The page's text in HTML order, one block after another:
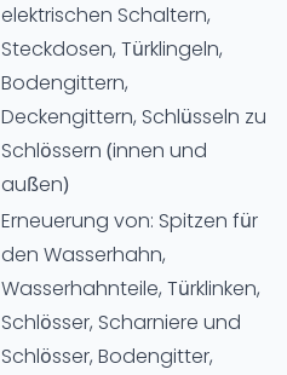
elektrischen Schaltern,
Steckdosen, Türklingeln,
Bodengittern,
Deckengittern, Schlüsseln zu
Schlössern (innen und
außen)
Erneuerung von: Spitzen für
den Wasserhahn,
Wasserhahnteile, Türklinken,
Schlösser, Scharniere und
Schlösser, Bodengitter,